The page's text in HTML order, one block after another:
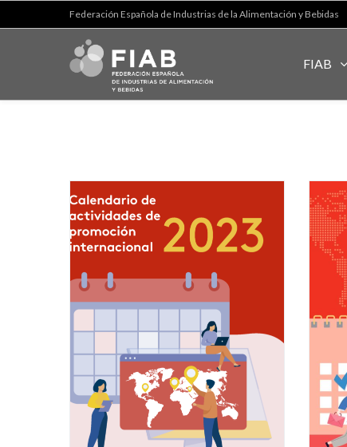
Federación Española de Industrias de la Alimentación y Bebidas
FIAB